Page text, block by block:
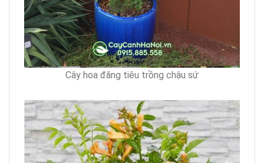
Cây hoa đăng tiêu trồng chậu sứ